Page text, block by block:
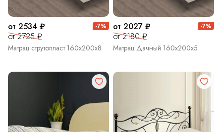
от 2534 ₽
от 2725 ₽
-7%
Матрац струтопласт 160х200х8
от 2027 ₽
от 2180 ₽
-7%
Матрац Дачный 160х200х5